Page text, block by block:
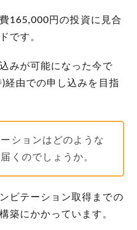
165,000円の投資に見合
です。
みが可能になった今で
経由での申し込みを目指
ションはどのような
くのでしょうか。
ビテーション取得までの
築にかかっています。